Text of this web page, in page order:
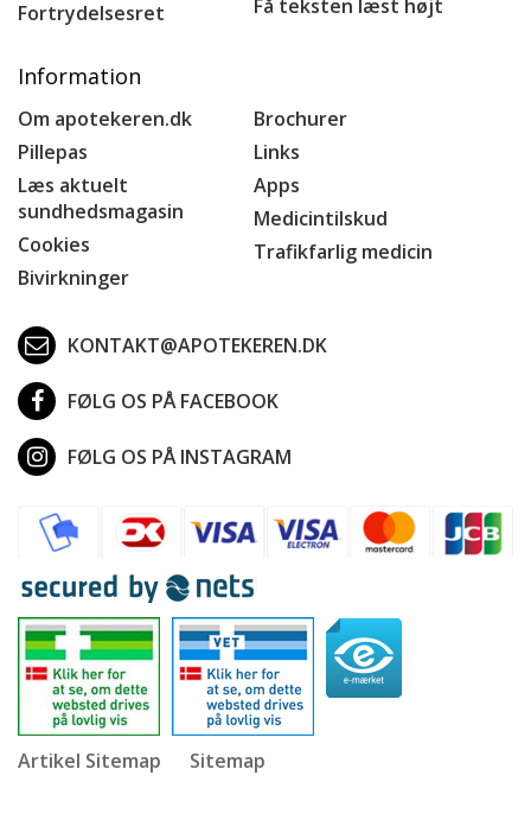
Fortrydelsesret
Få teksten læst højt
Information
Om apotekeren.dk
Pillepas
Læs aktuelt
sundhedsmagasin
Cookies
Bivirkninger
Brochurer
Links
Apps
Medicintilskud
Trafikfarlig medicin
KONTAKT@APOTEKEREN.DK
FØLG OS PÅ FACEBOOK
FØLG OS PÅ INSTAGRAM
Artikel Sitemap Sitemap